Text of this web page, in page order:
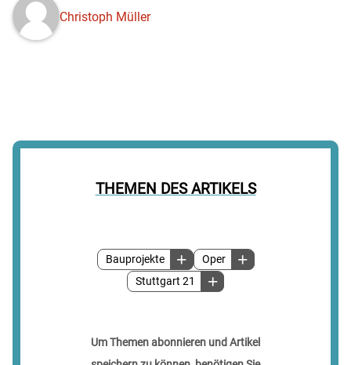
THEMEN DES ARTIKELS
Bauprojekte
Oper
Stuttgart 21
Um Themen abonnieren und Artikel
Christoph Müller